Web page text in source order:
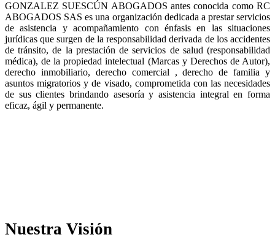
GONZALEZ SUESCÚN ABOGADOS antes conocida como RC
ABOGADOS SAS es una organización dedicada a prestar servicios
de asistencia y acompañamiento con énfasis en las situaciones
jurídicas que surgen de la responsabilidad derivada de los accidentes
de tránsito, de la prestación de servicios de salud (responsabilidad
médica), de la propiedad intelectual (Marcas y Derechos de Autor),
derecho inmobiliario, derecho comercial , derecho de familia y
asuntos migratorios y de visado, comprometida con las necesidades
de sus clientes brindando asesoría y asistencia integral en forma
eficaz, ágil y permanente.
Nuestra Visión